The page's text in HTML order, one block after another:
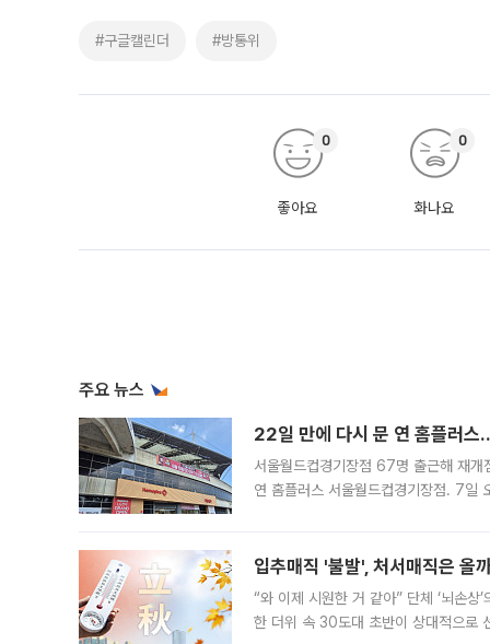
#구글캘린더 #방통위
좋아요
0
화나요
0
주요 뉴스
22일 만에 다시 문 연 홈플러스
서울월드컵경기장점 67명 출근해 재
연 홈플러스 서울월드컵경기장점. 7일
입추매직 '불발', 처서매직은 올
“와 이제 시원한 거 같아” 단체 ‘뇌손
한 더위 속 30도대 초반이 상대적으로